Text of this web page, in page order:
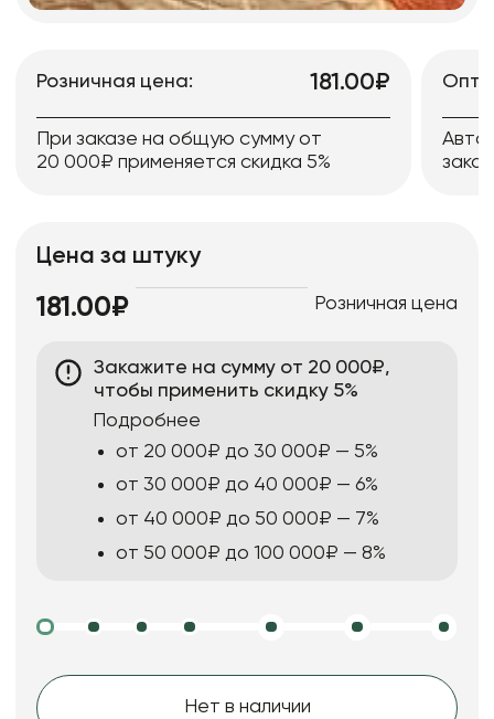
Розничная цена: 181.00₽
При заказе на общую сумму от
20 000₽ применяется скидка 5%
Цена за штуку
181.00₽ Розничная цена
Закажите на сумму от 20 000₽,
чтобы применить скидку 5%
Подробнее
от 20 000₽ до 30 000₽ — 5%
от 30 000₽ до 40 000₽ — 6%
от 40 000₽ до 50 000₽ — 7%
от 50 000₽ до 100 000₽ — 8%
Нет в наличии